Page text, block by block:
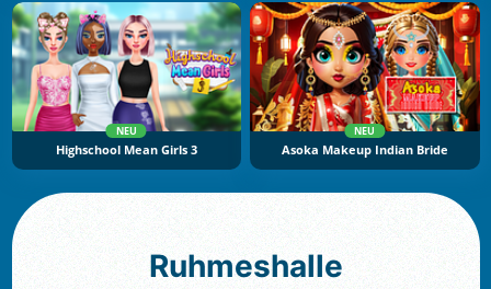
NEU
Highschool Mean Girls 3
NEU
Asoka Makeup Indian Bride
Ruhmeshalle